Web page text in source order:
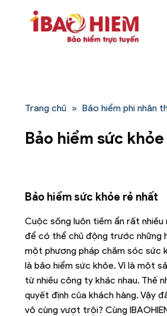
Trang chủ » Bảo hiểm phi nhân
Bảo hiểm sức
Bảo hiểm sức khỏe rẻ nhất
Cuộc sống luôn tiềm ẩn rất
để có thể chủ động trước những
một phương pháp chăm sóc sức
là bảo hiểm sức khỏe. Vì là một
từ nhiều công ty khác nhau. Thế
quyết định của khách hàng. Vậy
vô cùng vượt trội? Cùng